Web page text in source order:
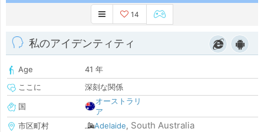
14
私のアイデンティティ
Age
41 年
ここに
深刻な関係
国
オーストラリ
ア
市区町村
Adelaide, South Australia